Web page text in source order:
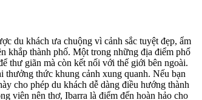
du khách ưa chuộng vì cảnh sắc tuyệt đẹp, ẩm
khắp thành phố. Một trong những địa điểm phổ
thư giãn mà còn kết nối với thế giới bên ngoài.
thưởng thức khung cảnh xung quanh. Nếu bạn
cho phép du khách dễ dàng điều hướng thành
viên nên thơ, Ibarra là điểm đến hoàn hảo cho